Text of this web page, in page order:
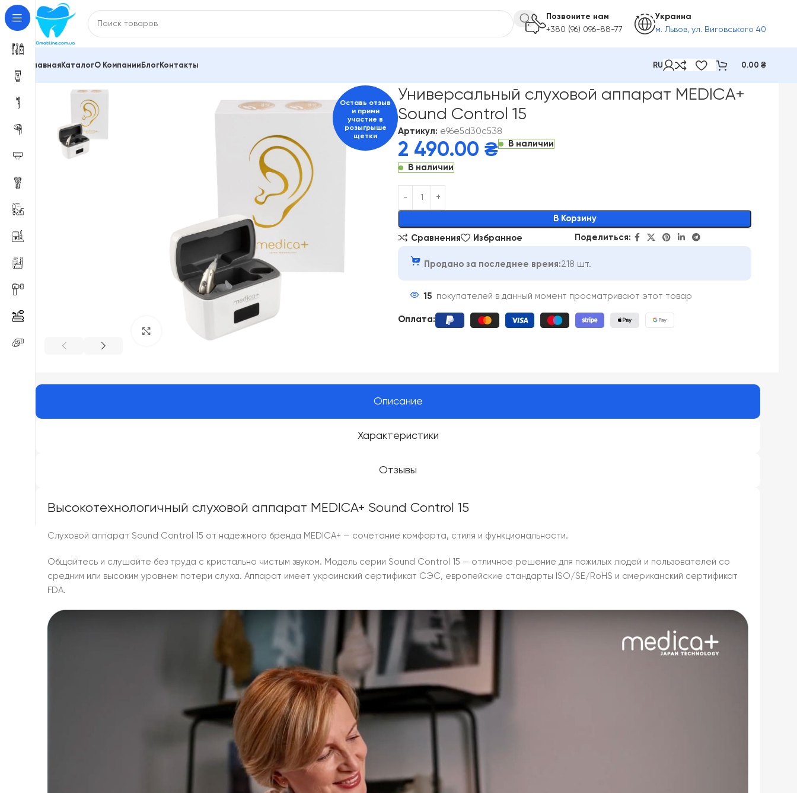
Позвоните нам
+380 (96) 096-88-77
Украина
м. Львов, ул. Виговського 40
ГлавнаяКаталогО Компании БлогКонтакты RU 0.00 ₴
Оставь отзыв
и прими
участие в
розыгрыше
щетки
Универсальный слуховой аппарат MEDICA+
Sound Control 15
Артикул: e96e5d30c538
2 490.00 ₴ В наличии
В наличии
В Корзину
Alternative:
Сравнения Избранное Поделиться:
Продано за последнее время:218 шт.
15 покупателей в данный момент просматривают этот товар
Оплата:
Описание
Характеристики
Отзывы
Высокотехнологичный слуховой аппарат MEDICA+ Sound Control 15
Слуховой аппарат Sound Control 15 от надежного бренда MEDICA+ — сочетание комфорта, стиля и функциональности.
Общайтесь и слушайте без труда с кристально чистым звуком. Модель серии Sound Control 15 — отличное решение для пожилых людей и пользователей со
средним или высоким уровнем потери слуха. Аппарат имеет украинский сертификат СЭС, европейские стандарты ISO/SE/RoHS и американский сертификат
FDA.